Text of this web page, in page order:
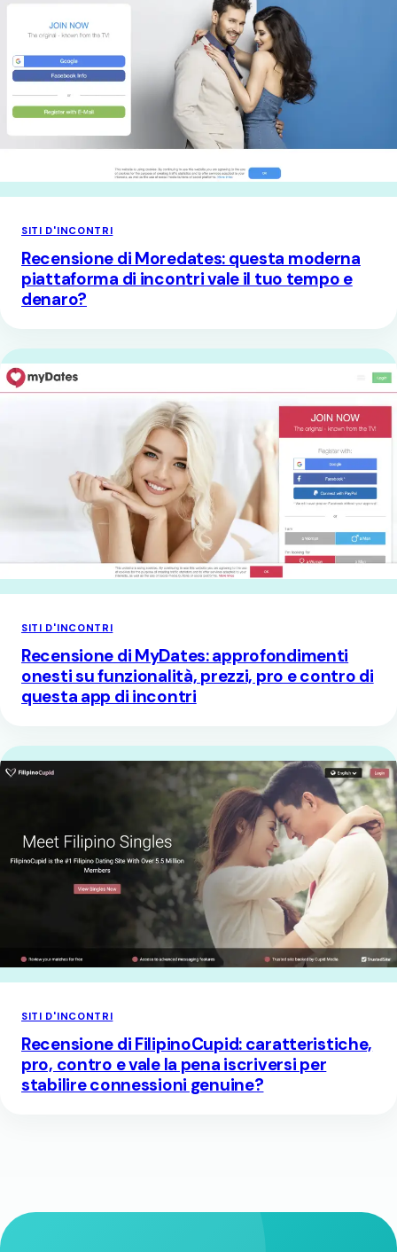
SITI D'INCONTRI
Recensione di Moredates: questa moderna
piattaforma di incontri vale il tuo tempo e
denaro?
SITI D'INCONTRI
Recensione di MyDates: approfondimenti
onesti su funzionalità, prezzi, pro e contro di
questa app di incontri
SITI D'INCONTRI
Recensione di FilipinoCupid: caratteristiche,
pro, contro e vale la pena iscriversi per
stabilire connessioni genuine?